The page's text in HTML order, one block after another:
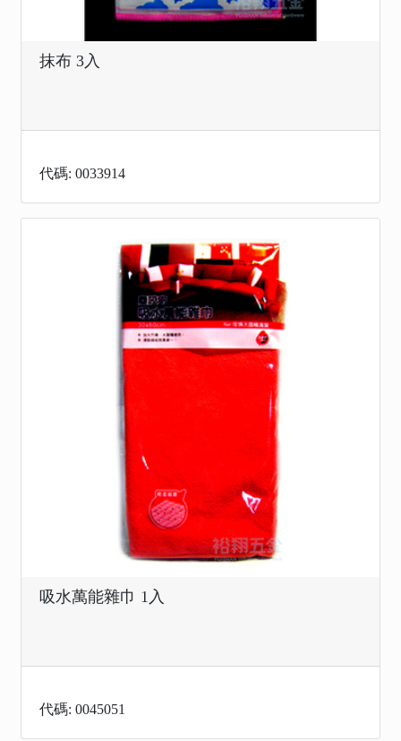
抹布 3入
代碼: 0033914
吸水萬能雜巾 1入
代碼: 0045051